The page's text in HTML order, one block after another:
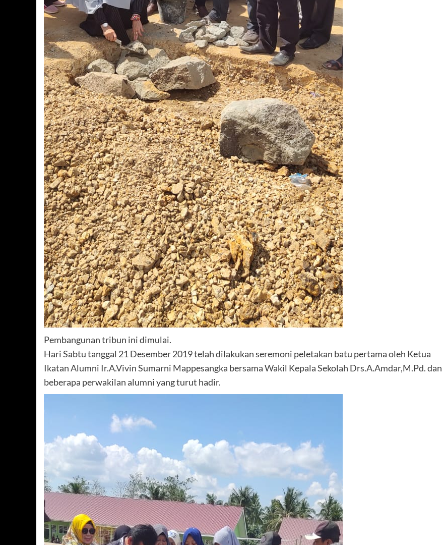
Pembangunan tribun ini dimulai.
Hari Sabtu tanggal 21 Desember 2019 telah dilakukan seremoni peletakan batu pertama oleh Ketua
Ikatan Alumni Ir.A.Vivin Sumarni Mappesangka bersama Wakil Kepala Sekolah Drs.A.Amdar,M.Pd. dan
beberapa perwakilan alumni yang turut hadir.